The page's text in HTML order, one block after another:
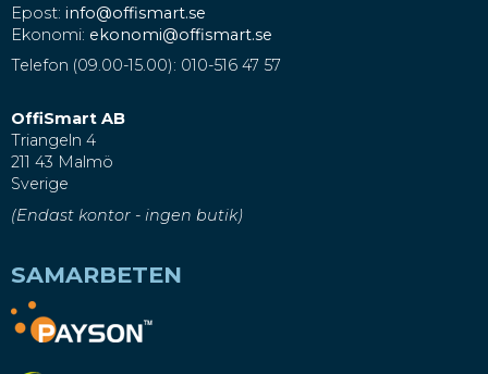
Epost: info@offismart.se
Ekonomi: ekonomi@offismart.se
Telefon (09.00-15.00): 010-516 47 57
OffiSmart AB
Triangeln 4
211 43 Malmö
Sverige
(Endast kontor - ingen butik)
SAMARBETEN